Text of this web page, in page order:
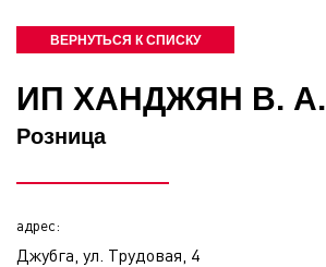
ВЕРНУТЬСЯ К СПИСКУ
ИП ХАНДЖЯН В. А.
Розница
адрес:
Джубга, ул. Трудовая, 4